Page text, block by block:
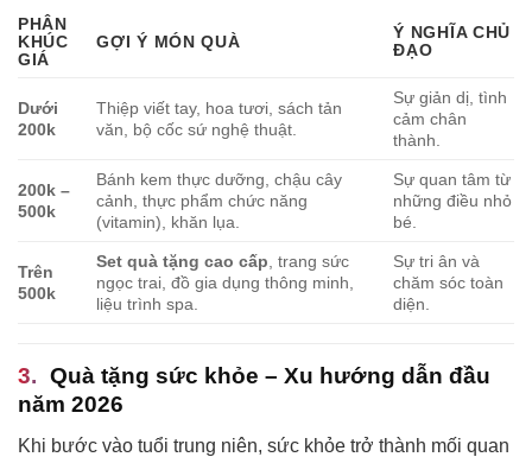
PHÂN
KHÚC
GIÁ
GỢI Ý MÓN QUÀ
Ý NGHĨA CHỦ
ĐẠO
Dưới
200k
Thiệp viết tay, hoa tươi, sách tản
văn, bộ cốc sứ nghệ thuật.
Sự giản dị, tình
cảm chân
thành.
200k –
500k
Bánh kem thực dưỡng, chậu cây
cảnh, thực phẩm chức năng
(vitamin), khăn lụa.
Sự quan tâm từ
những điều nhỏ
bé.
Trên
500k
Set quà tặng cao cấp, trang sức
ngọc trai, đồ gia dụng thông minh,
liệu trình spa.
Sự tri ân và
chăm sóc toàn
diện.
Quà tặng sức khỏe – Xu hướng dẫn đầu
năm 2026
Khi bước vào tuổi trung niên, sức khỏe trở thành mối quan